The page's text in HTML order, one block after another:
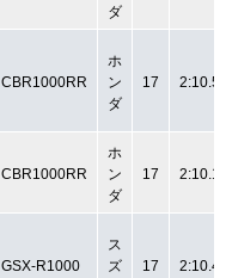
ダ
CBR1000RR
ホ
ン
ダ
17
CBR1000RR
ホ
ン
ダ
17
GSX-R1000
ス
ズ
17